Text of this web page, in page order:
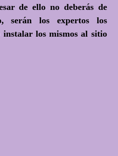
de ello no deberás de
serán los expertos los
instalar los mismos al sitio